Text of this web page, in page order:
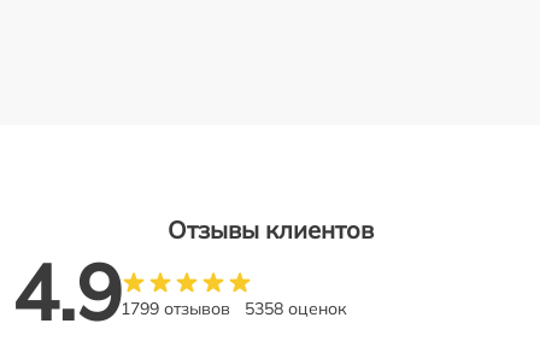
Отзывы клиентов
4.91799 отзывов 5358 оценок